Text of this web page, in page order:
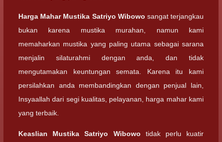
Harga Mahar Mustika Satriyo Wibowo sangat terjangkau
bukan karena mustika murahan, namun kami
memaharkan mustika yang paling utama sebagai sarana
menjalin silaturahmi dengan anda, dan tidak
mengutamakan keuntungan semata. Karena itu kami
persilahkan anda membandingkan dengan penjual lain,
Insyaallah dari segi kualitas, pelayanan, harga mahar kami
yang terbaik.
Keaslian Mustika Satriyo Wibowo tidak perlu kuatir